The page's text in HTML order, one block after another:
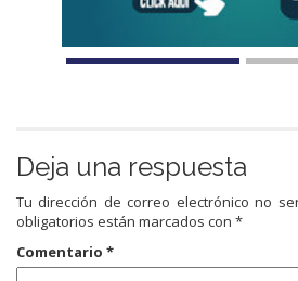
Deja una respuesta
Tu dirección de correo electrónico no
obligatorios están marcados con *
Comentario *